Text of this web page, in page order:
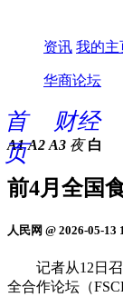
资讯 我的主
华商论坛
首
页
财经
A1 A2 A3 夜 白
前4月全国
人民网 @ 2026-05-13
记者从12日召
全合作论坛（